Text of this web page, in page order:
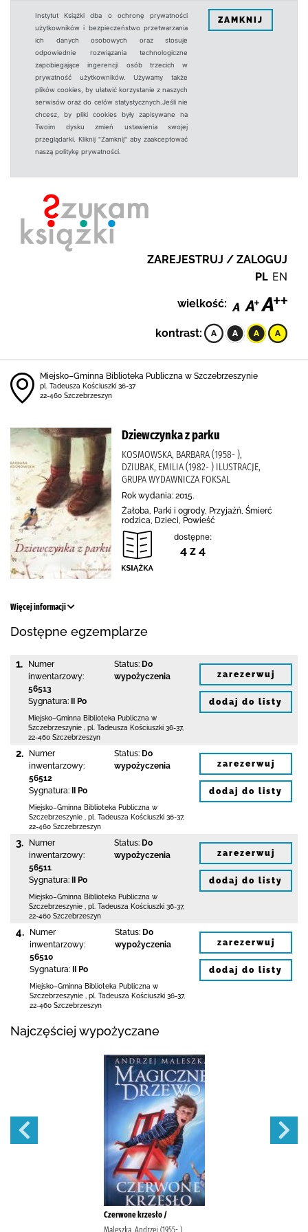
Instytut Książki dba o ochronę prywatności
użytkowników i bezpieczeństwo przetwarzania
ich danych osobowych oraz stosuje
odpowiednie rozwiązania technologiczne
zapobiegające ingerencji osób trzecich w
prywatność użytkowników. Używamy także
plików cookies, by ułatwić korzystanie z naszych
serwisów oraz do celów statystycznych.Jeśli nie
chcesz, by pliki cookies były zapisywane na
Twoim dysku zmień ustawienia swojej
przeglądarki. Kliknij "Zamknij" aby zaakceptować
naszą politykę prywatności.
ZAMKNIJ
ZAREJESTRUJ / ZALOGUJ
PL EN
wielkość:
kontrast:
Miejsko–Gminna Biblioteka Publiczna w Szczebrzeszynie
pl. Tadeusza Kościuszki 36-37
22-460 Szczebrzeszyn
Dziewczynka z parku
KOSMOWSKA, BARBARA (1958- ),
DZIUBAK, EMILIA (1982- ) ILUSTRACJE,
GRUPA WYDAWNICZA FOKSAL
Rok wydania: 2015.
Żałoba, Parki i ogrody, Przyjaźń, Śmierć
rodzica, Dzieci, Powieść
dostępne:
4 z 4
Więcej informacji
Dostępne egzemplarze
1.
Numer
inwentarzowy:
56513
Sygnatura:
II Po
Status: Do
wypożyczenia
Miejsko–Gminna Biblioteka Publiczna w
Szczebrzeszynie
pl. Tadeusza Kościuszki 36-37,
22-460 Szczebrzeszyn
zarezerwuj
dodaj do listy
2.
Numer
inwentarzowy:
56512
Sygnatura:
II Po
Status: Do
wypożyczenia
Miejsko–Gminna Biblioteka Publiczna w
Szczebrzeszynie
pl. Tadeusza Kościuszki 36-37,
22-460 Szczebrzeszyn
zarezerwuj
dodaj do listy
3.
Numer
inwentarzowy:
56511
Sygnatura:
II Po
Status: Do
wypożyczenia
Miejsko–Gminna Biblioteka Publiczna w
Szczebrzeszynie
pl. Tadeusza Kościuszki 36-37,
22-460 Szczebrzeszyn
zarezerwuj
dodaj do listy
4.
Numer
inwentarzowy:
56510
Sygnatura:
II Po
Status: Do
wypożyczenia
Miejsko–Gminna Biblioteka Publiczna w
Szczebrzeszynie
pl. Tadeusza Kościuszki 36-37,
22-460 Szczebrzeszyn
zarezerwuj
dodaj do listy
Najczęściej wypożyczane
Czerwone krzesło /
Maleszka, Andrzej (1955- )